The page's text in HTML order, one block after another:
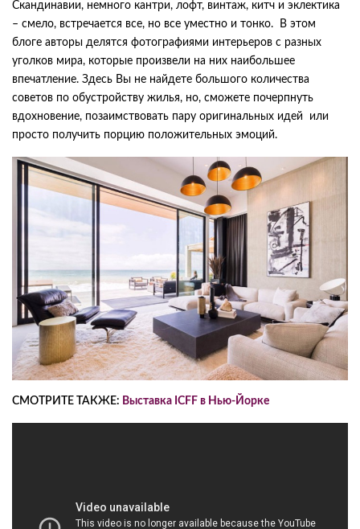
Скандинавии, немного кантри, лофт, винтаж, китч и эклектика
– смело, встречается все, но все уместно и тонко. В этом
блоге авторы делятся фотографиями интерьеров с разных
уголков мира, которые произвели на них наибольшее
впечатление. Здесь Вы не найдете большого количества
советов по обустройству жилья, но, сможете почерпнуть
вдохновение, позаимствовать пару оригинальных идей или
просто получить порцию положительных эмоций.
СМОТРИТЕ ТАКЖЕ: Выставка ICFF в Нью-Йорке